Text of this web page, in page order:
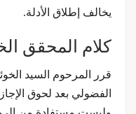
يخالف إطلاق الأدلة.
كلام المحقق
قرر المرحوم السيد
الفضولي بعد لحوق